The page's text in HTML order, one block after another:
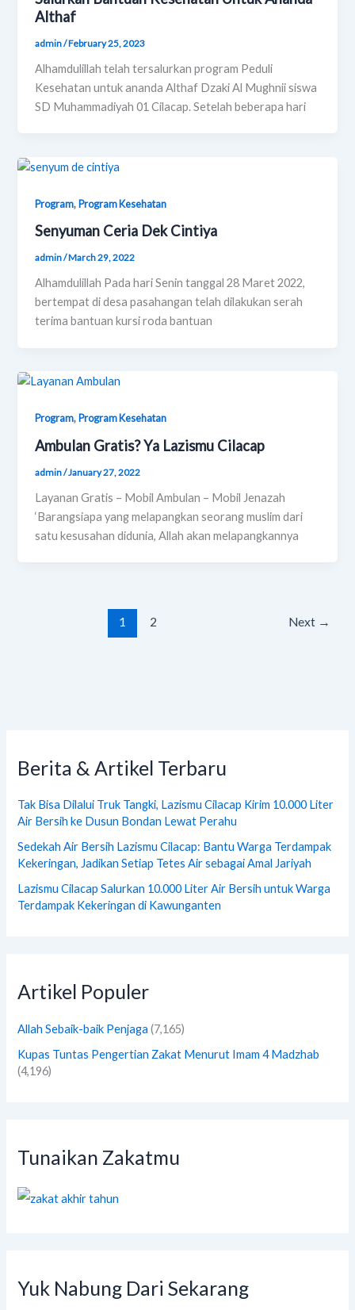
Althaf
admin/February 25, 2023
Alhamdulillah telah tersalurkan program Peduli
Kesehatan untuk ananda Althaf Dzaki Al Mughnii siswa
SD Muhammadiyah 01 Cilacap. Setelah beberapa hari
Program,Program Kesehatan
Senyuman Ceria Dek Cintiya
admin/March 29, 2022
Alhamdulillah Pada hari Senin tanggal 28 Maret 2022,
bertempat di desa pasahangan telah dilakukan serah
terima bantuan kursi roda bantuan
Program,Program Kesehatan
Ambulan Gratis? Ya Lazismu Cilacap
admin/January 27, 2022
Layanan Gratis – Mobil Ambulan – Mobil Jenazah
‘Barangsiapa yang melapangkan seorang muslim dari
satu kesusahan didunia, Allah akan melapangkannya
1 2 Next →
Berita & Artikel Terbaru
Tak Bisa Dilalui Truk Tangki, Lazismu Cilacap Kirim 10.000 Liter
Air Bersih ke Dusun Bondan Lewat Perahu
Sedekah Air Bersih Lazismu Cilacap: Bantu Warga Terdampak
Kekeringan, Jadikan Setiap Tetes Air sebagai Amal Jariyah
Lazismu Cilacap Salurkan 10.000 Liter Air Bersih untuk Warga
Terdampak Kekeringan di Kawunganten
Artikel Populer
Allah Sebaik-baik Penjaga (7,165)
Kupas Tuntas Pengertian Zakat Menurut Imam 4 Madzhab
(4,196)
Tunaikan Zakatmu
Yuk Nabung Dari Sekarang